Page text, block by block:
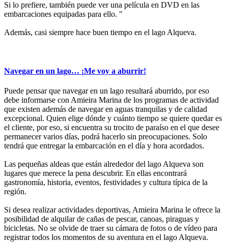
Si lo prefiere, también puede ver una película en DVD en las
embarcaciones equipadas para ello. "
Además, casi siempre hace buen tiempo en el lago Alqueva.
Navegar en un lago… ¡Me voy a aburrir!
Puede pensar que navegar en un lago resultará aburrido, por eso
debe informarse con Amieira Marina de los programas de actividad
que existen además de navegar en aguas tranquilas y de calidad
excepcional. Quien elige dónde y cuánto tiempo se quiere quedar es
el cliente, por eso, si encuentra su trocito de paraíso en el que desee
permanecer varios días, podrá hacerlo sin preocupaciones. Solo
tendrá que entregar la embarcación en el día y hora acordados.
Las pequeñas aldeas que están alrededor del lago Alqueva son
lugares que merece la pena descubrir. En ellas encontrará
gastronomía, historia, eventos, festividades y cultura típica de la
región.
Si desea realizar actividades deportivas, Amieira Marina le ofrece la
posibilidad de alquilar de cañas de pescar, canoas, piraguas y
bicicletas. No se olvide de traer su cámara de fotos o de vídeo para
registrar todos los momentos de su aventura en el lago Alqueva.